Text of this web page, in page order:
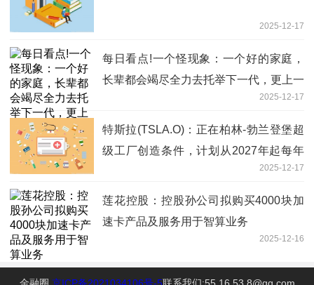
2025-12-17
每日看点!一个怪现象：一个好的家庭，
长辈都会竭尽全力去托举下一代，更上一
层楼；而一个差的家庭，父母只顾自己的
快乐
2025-12-17
特斯拉(TSLA.O)：正在柏林-勃兰登堡超
级工厂创造条件，计划从2027年起每年
生产高达8吉瓦时（GWh）的电池电芯。
2025-12-17
莲花控股：控股孙公司拟购买4000块加
速卡产品及服务用于智算业务
2025-12-16